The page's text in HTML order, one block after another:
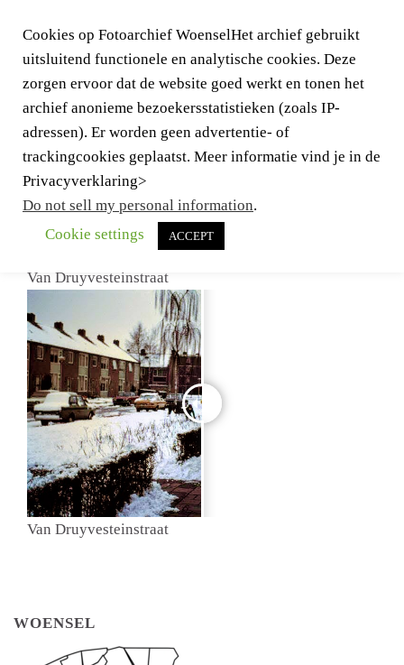
Van Druyvesteinstraat
Van Druyvesteinstraat
WOENSEL
Cookies op Fotoarchief WoenselHet archief gebruikt
uitsluitend functionele en analytische cookies. Deze
zorgen ervoor dat de website goed werkt en tonen het
archief anonieme bezoekersstatistieken (zoals IP-
adressen). Er worden geen advertentie- of
trackingcookies geplaatst. Meer informatie vind je in de
Privacyverklaring>
Do not sell my personal information.
Cookie settings
ACCEPT